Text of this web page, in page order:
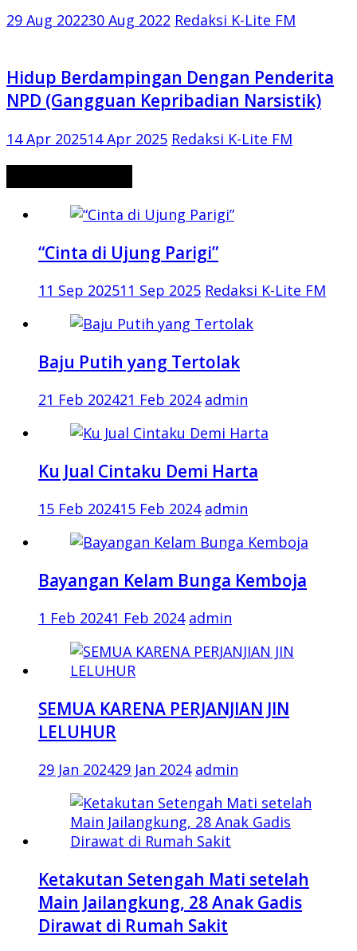
29 Aug 202230 Aug 2022 Redaksi K-Lite FM
Hidup Berdampingan Dengan Penderita
NPD (Gangguan Kepribadian Narsistik)
14 Apr 202514 Apr 2025 Redaksi K-Lite FM
“Cinta di Ujung Parigi”
11 Sep 202511 Sep 2025 Redaksi K-Lite FM
Baju Putih yang Tertolak
21 Feb 202421 Feb 2024 admin
Ku Jual Cintaku Demi Harta
15 Feb 202415 Feb 2024 admin
Bayangan Kelam Bunga Kemboja
1 Feb 20241 Feb 2024 admin
SEMUA KARENA PERJANJIAN JIN
LELUHUR
29 Jan 202429 Jan 2024 admin
Ketakutan Setengah Mati setelah
Main Jailangkung, 28 Anak Gadis
Dirawat di Rumah Sakit